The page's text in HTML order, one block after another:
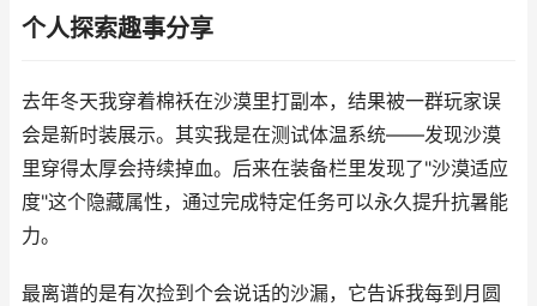
个人探索趣事分享
去年冬天我穿着棉袄在沙漠里打副本，结果被一群玩家误
会是新时装展示。其实我是在测试体温系统——发现沙漠
里穿得太厚会持续掉血。后来在装备栏里发现了"沙漠适应
度"这个隐藏属性，通过完成特定任务可以永久提升抗暑能
力。
最离谱的是有次捡到个会说话的沙漏，它告诉我每到月圆